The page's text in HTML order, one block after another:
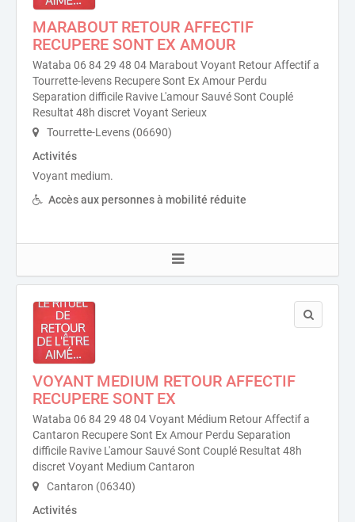
MARABOUT RETOUR AFFECTIF
RECUPERE SONT EX AMOUR
Wataba 06 84 29 48 04 Marabout Voyant Retour Affectif a
Tourrette-levens Recupere Sont Ex Amour Perdu
Separation difficile Ravive L'amour Sauvé Sont Couplé
Resultat 48h discret Voyant Serieux
Tourrette-Levens (06690)
Activités
Voyant medium.
Accès aux personnes à mobilité réduite
VOYANT MEDIUM RETOUR AFFECTIF
RECUPERE SONT EX
Wataba 06 84 29 48 04 Voyant Médium Retour Affectif a
Cantaron Recupere Sont Ex Amour Perdu Separation
difficile Ravive L'amour Sauvé Sont Couplé Resultat 48h
discret Voyant Medium Cantaron
Cantaron (06340)
Activités